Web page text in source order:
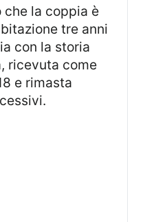
che la coppia è
tre anni
con la storia
ricevuta come
e rimasta